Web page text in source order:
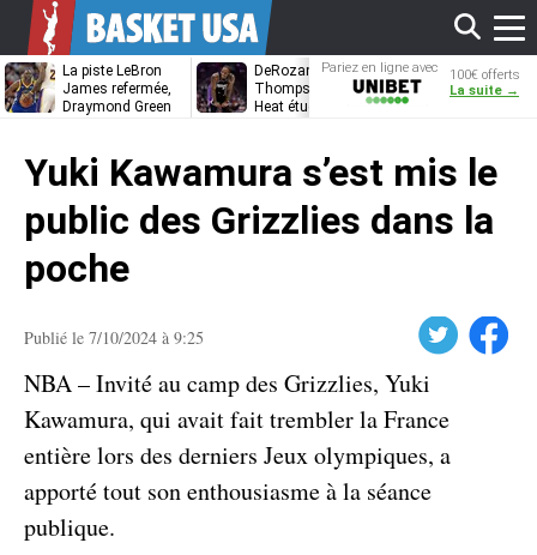
La piste LeBron
James refermée,
Draymond Green
DeRozan, Beal,
Thompson… Le
Heat étudie ses
Kentavious
Caldwell-
Pariez en ligne avec
Unibet
100€ offerts
La suite →
Yuki Kawamura s’est mis le
public des Grizzlies dans la
poche
Publié le 7/10/2024 à 9:25 Facebook
NBA – Invité au camp des Grizzlies, Yuki
Kawamura, qui avait fait trembler la France
entière lors des derniers Jeux olympiques, a
apporté tout son enthousiasme à la séance
publique.